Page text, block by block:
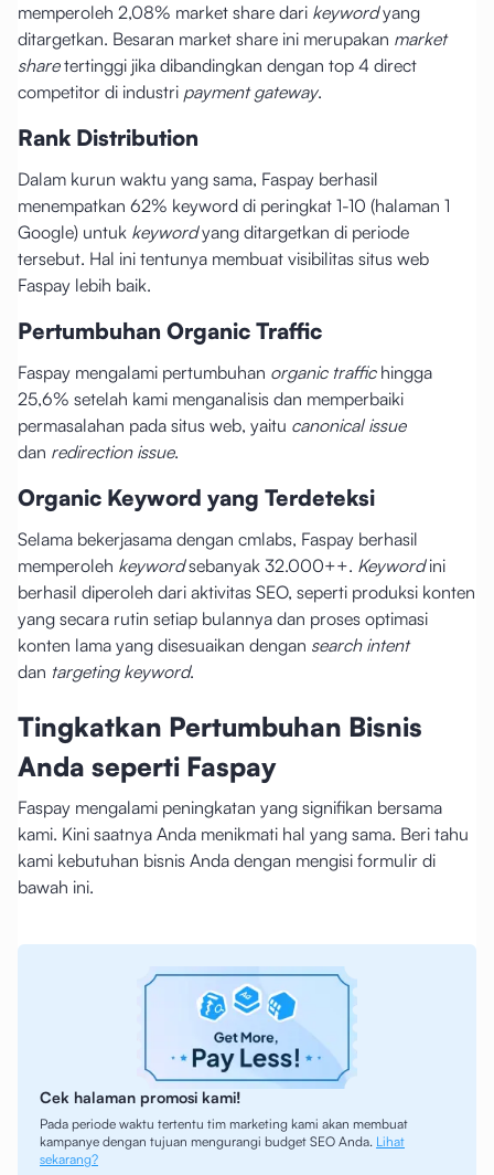
memperoleh 2,08% market share dari keywordyang
ditargetkan. Besaran market share ini merupakan market
sharetertinggi jika dibandingkan dengan top 4 direct
competitor di industri payment gateway.
Rank Distribution
Dalam kurun waktu yang sama, Faspay berhasil
menempatkan 62% keyword di peringkat 1-10 (halaman 1
Google) untuk keywordyang ditargetkan di periode
tersebut. Hal ini tentunya membuat visibilitas situs web
Faspay lebih baik.
Pertumbuhan Organic Traffic
Faspay mengalami pertumbuhan organic traffic hingga
25,6% setelah kami menganalisis dan memperbaiki
permasalahan pada situs web, yaitu canonical issue
dan redirection issue.
Organic Keyword yang Terdeteksi
Selama bekerjasama dengan cmlabs, Faspay berhasil
memperoleh keywordsebanyak 32.000++. Keywordini
berhasil diperoleh dari aktivitas SEO, seperti produksi konten
yang secara rutin setiap bulannya dan proses optimasi
konten lama yang disesuaikan dengan search intent
dan targeting keyword.
Tingkatkan Pertumbuhan Bisnis
Anda seperti Faspay
Faspay mengalami peningkatan yang signifikan bersama
kami. Kini saatnya Anda menikmati hal yang sama. Beri tahu
kami kebutuhan bisnis Anda dengan mengisi formulir di
bawah ini.
Cek halaman promosi kami!
Pada periode waktu tertentu tim marketing kami akan membuat
kampanye dengan tujuan mengurangi budget SEO Anda. Lihat
sekarang?